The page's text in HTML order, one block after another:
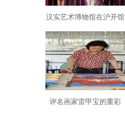
汉实艺术博物馆在沪开馆
评名画家雷甲宝的重彩